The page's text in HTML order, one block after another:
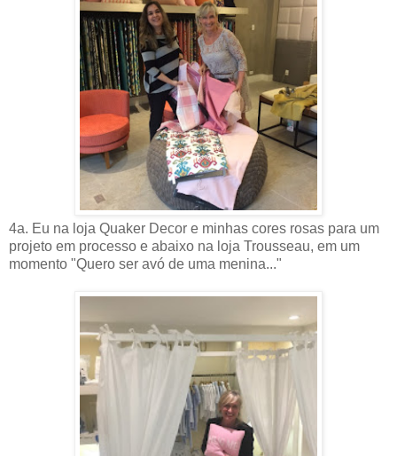
4a. Eu na loja Quaker Decor e minhas cores rosas para um
projeto em processo e abaixo na loja Trousseau, em um
momento "Quero ser avó de uma menina..."